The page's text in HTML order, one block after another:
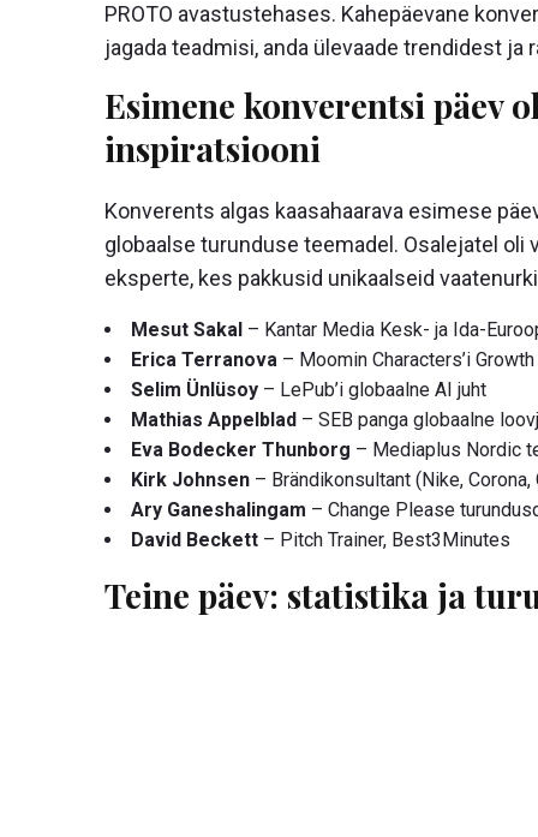
PROTO avastustehases. Kahepäevane
jagada teadmisi, anda ülevaade trendidest ja
Esimene konverentsi päev
inspiratsiooni
Konverents algas kaasahaarava esimese
globaalse turunduse teemadel. Osalejatel
eksperte, kes pakkusid unikaalseid
Mesut Sakal – Kantar Media Kesk- ja Ida-
Erica Terranova – Moomin Characters’i
Selim Ünlüsoy – LePub’i globaalne AI juht
Mathias Appelblad – SEB panga globaalne
Eva Bodecker Thunborg – Mediaplus Nordic
Kirk Johnsen – Brändikonsultant (Nike,
Ary Ganeshalingam – Change Please
David Beckett – Pitch Trainer, Best3Minutes
Teine päev: statistika ja